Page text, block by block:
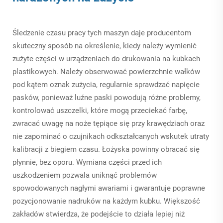
Śledzenie czasu pracy tych maszyn daje producentom
skuteczny sposób na określenie, kiedy należy wymienić
zużyte części w urządzeniach do drukowania na kubkach
plastikowych. Należy obserwować powierzchnie wałków
pod kątem oznak zużycia, regularnie sprawdzać napięcie
pasków, ponieważ luźne paski powodują różne problemy,
kontrolować uszczelki, które mogą przeciekać farbę,
zwracać uwagę na noże tępiące się przy krawędziach oraz
nie zapominać o czujnikach odkształcanych wskutek utraty
kalibracji z biegiem czasu. Łożyska powinny obracać się
płynnie, bez oporu. Wymiana części przed ich
uszkodzeniem pozwala uniknąć problemów
spowodowanych nagłymi awariami i gwarantuje poprawne
pozycjonowanie nadruków na każdym kubku. Większość
zakładów stwierdza, że podejście to działa lepiej niż